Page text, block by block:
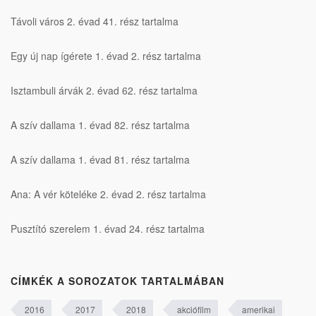
Távoli város 2. évad 41. rész tartalma
Egy új nap ígérete 1. évad 2. rész tartalma
Isztambuli árvák 2. évad 62. rész tartalma
A szív dallama 1. évad 82. rész tartalma
A szív dallama 1. évad 81. rész tartalma
Ana: A vér köteléke 2. évad 2. rész tartalma
Pusztító szerelem 1. évad 24. rész tartalma
CÍMKÉK A SOROZATOK TARTALMÁBAN
2016 2017 2018 akciófilm amerikai